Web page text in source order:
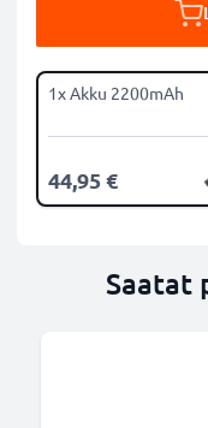
1x Akku 2200mAh
44,95 €
Saatat